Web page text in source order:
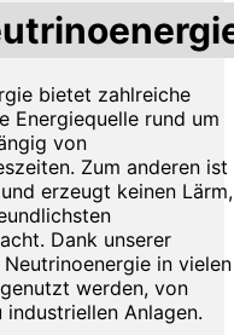
bietet zahlreiche
Energiequelle rund um
von
Zum anderen ist
erzeugt keinen Lärm,
Dank unserer
in vielen
werden, von
Anlagen.